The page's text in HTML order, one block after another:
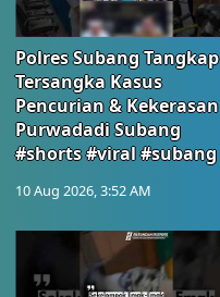
Polres Subang Tangkap
Tersangka Kasus
Pencurian & Kekerasan
Purwadadi Subang
#shorts #viral #subang
10 Aug 2026, 3:52 AM